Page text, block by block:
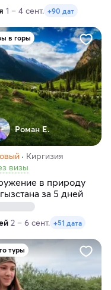
1 – 4 сент. +90 дат
в горы
Роман Е.
Киргизия
визы
в природу
за 5 дней
2 – 6 сент. +51 дата
туры